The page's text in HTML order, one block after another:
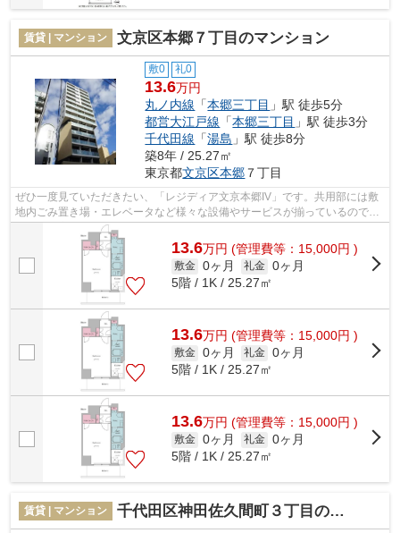
賃貸 | マンション 文京区本郷７丁目のマンション
敷0 礼0
13.6万円
丸ノ内線 「本郷三丁目 」駅 徒歩5分
都営大江戸線 「本郷三丁目 」駅 徒歩3分
千代田線 「湯島 」駅 徒歩8分
築8年 / 25.27㎡
東京都文京区本郷 ７丁目
ぜひ一度見ていただきたい、「レジディア文京本郷IV」です。共用部には敷
地内ごみ置き場・エレベータなど様々な設備やサービスが揃っているので便
利です。高ニーズな駅近の物件で、徒...
13.6万円 (管理費等：15,000円 )
敷金 0ヶ月 礼金 0ヶ月
5階 / 1K / 25.27㎡
13.6万円 (管理費等：15,000円 )
敷金 0ヶ月 礼金 0ヶ月
5階 / 1K / 25.27㎡
13.6万円 (管理費等：15,000円 )
敷金 0ヶ月 礼金 0ヶ月
5階 / 1K / 25.27㎡
賃貸 | マンション 千代田区神田佐久間町３丁目のマンション